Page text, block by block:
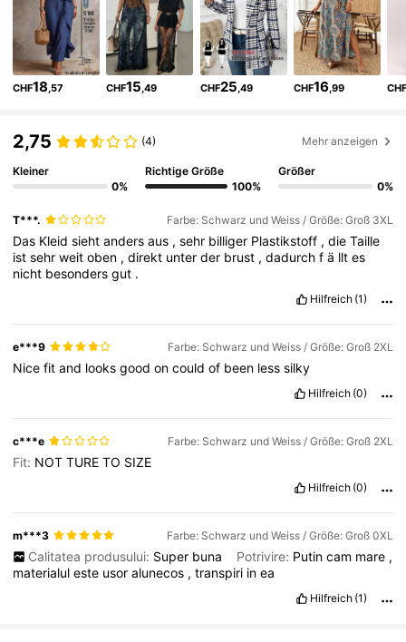
4,73 195K Follower
4,73 195K Follower
4,73 195K Follower
4,73 195K Follower
4,73 195K Follower
4,73 195K Follower
CHF18,57 CHF15,49 CHF25,49 CHF16,99 CHF
2,75 (4) Mehr anzeigen
Kleiner
0%
Richtige Größe
100%
Größer
0%
T***. Farbe: Schwarz und Weiss / Größe: Groß 3XL
Das Kleidsiehtandersaus ,sehr billiger Plastikstoff ,dieTaille
istsehrweitoben ,direkt unterder brust ,dadurchfä lltes
nicht besondersgut .
Hilfreich (1)
e***9 Farbe: Schwarz und Weiss / Größe: Groß 2XL
Nicefitand looksgoodoncouldof been lesssilky
Hilfreich (0)
c***e Farbe: Schwarz und Weiss / Größe: Groß 2XL
Fit: NOTTURETO SIZE
Hilfreich (0)
m***3 Farbe: Schwarz und Weiss / Größe: Groß 0XL
Calitatea produsului: Super buna Potrivire: Putin cam mare ,
materialuleste usoralunecos ,transpiri inea
Hilfreich (1)